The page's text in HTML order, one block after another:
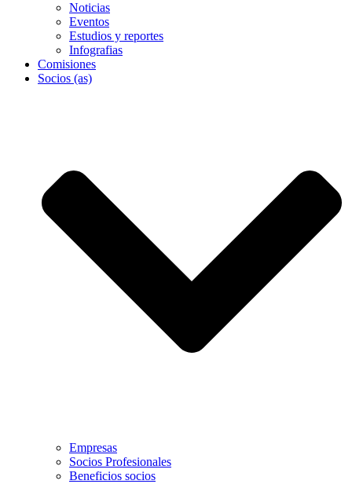
Noticias
Eventos
Estudios y reportes
Infografias
Comisiones
Socios (as)
Empresas
Socios Profesionales
Beneficios socios